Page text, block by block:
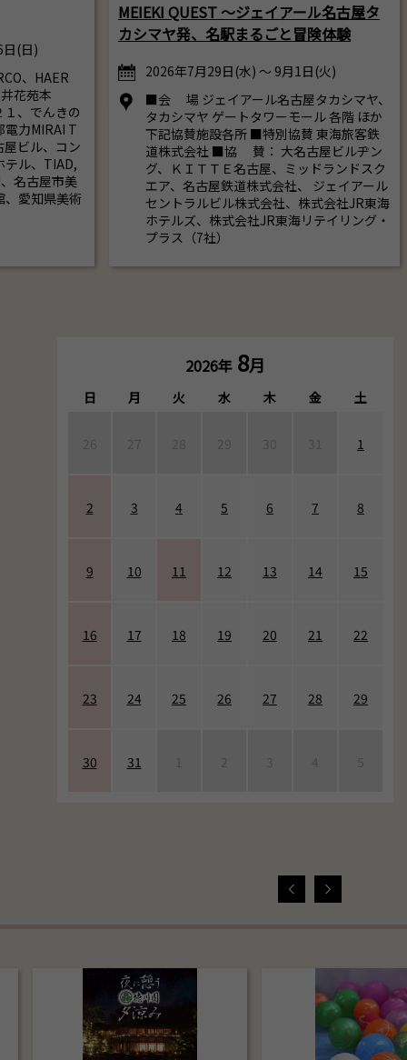
(日)
、HAER
花苑本
、でんきの
電力MIRAI T
屋ビル、コン
テル、TIAD,
名古屋市美
、愛知県美術
MEIEKI QUEST ～ジェイアール名古屋タ
カシマヤ発、名駅まるごと冒険体験
2026年7月29日(水) ～ 9月1日(火)
■会 場 ジェイアール名古屋タカシマヤ、
タカシマヤ ゲートタワーモール 各階 ほか
下記協賛施設各所 ■特別協賛 東海旅客鉄
道株式会社 ■協 賛： 大名古屋ビルヂン
グ、ＫＩＴＴＥ名古屋、ミッドランドスク
エア、名古屋鉄道株式会社、 ジェイアール
セントラルビル株式会社、株式会社JR東海
ホテルズ、株式会社JR東海リテイリング・
プラス（7社）
2026年 8月
日 月 火 水 木 金 土
1
2 3 4 5 6 7 8
9 10 11 12 13 14 15
16 17 18 19 20 21 22
23 24 25 26 27 28 29
30 31